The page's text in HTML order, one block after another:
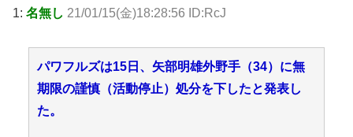
1: 名無し 21/01/15(金)18:28:56 ID:RcJ
パワフルズは15日、矢部明雄外野手（34）に無
期限の謹慎（活動停止）処分を下したと発表し
た。